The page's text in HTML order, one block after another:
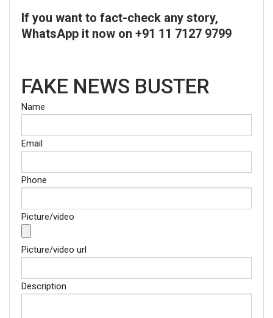
If you want to fact-check any story,
WhatsApp it now on +91 11 7127 9799
FAKE NEWS BUSTER
Name
Email
Phone
Picture/video
Picture/video url
Description